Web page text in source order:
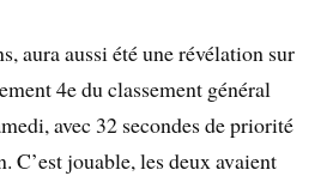
aura aussi été une révélation sur
4e du classement général
avec 32 secondes de priorité
C’est jouable, les deux avaient